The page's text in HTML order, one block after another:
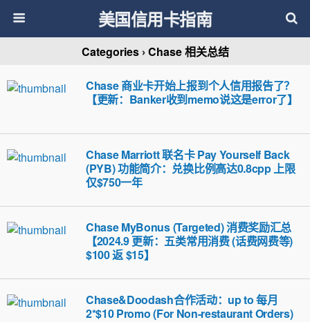
美国信用卡指南
Categories › Chase 相关总结
Chase 商业卡开始上报到个人信用报告了？
【更新：Banker收到memo说这是error了】
Chase Marriott 联名卡 Pay Yourself Back
(PYB) 功能简介：兑换比例高达0.8cpp 上限
仅$750一年
Chase MyBonus (Targeted) 消费奖励汇总
【2024.9 更新：五类常用消费 (话费网费等)
$100 返 $15】
Chase&Doodash合作活动：up to 每月
2*$10 Promo (For Non-restaurant Orders)